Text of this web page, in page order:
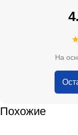
На
адекватные цены.
Похожие